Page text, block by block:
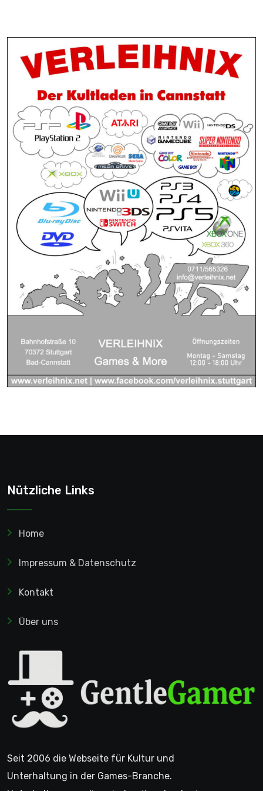
Nützliche Links
Home
Impressum & Datenschutz
Kontakt
Über uns
Seit 2006 die Webseite für Kultur und
Unterhaltung in der Games-Branche.